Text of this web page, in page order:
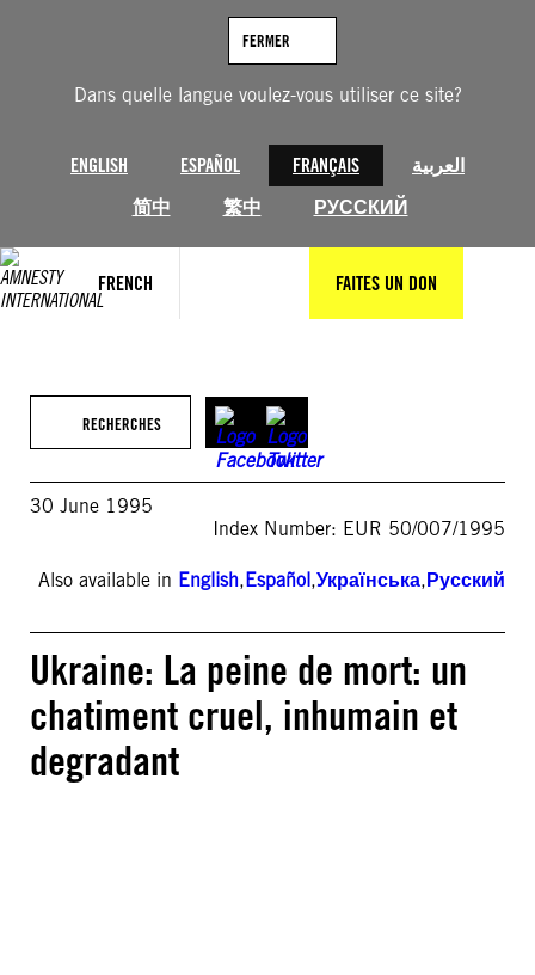
Dans quelle langue voulez-vous utiliser ce site?
ENGLISH ESPAÑOL FRANÇAIS
العربية
简中
繁中 РУССКИЙ
FERMER
FRENCH FAITES UN DON
RECHERCHES
30 June 1995
Index Number: EUR 50/007/1995
Also available in English,Español,Українська,Русский
Ukraine: La peine de mort: un
chatiment cruel, inhumain et
degradant